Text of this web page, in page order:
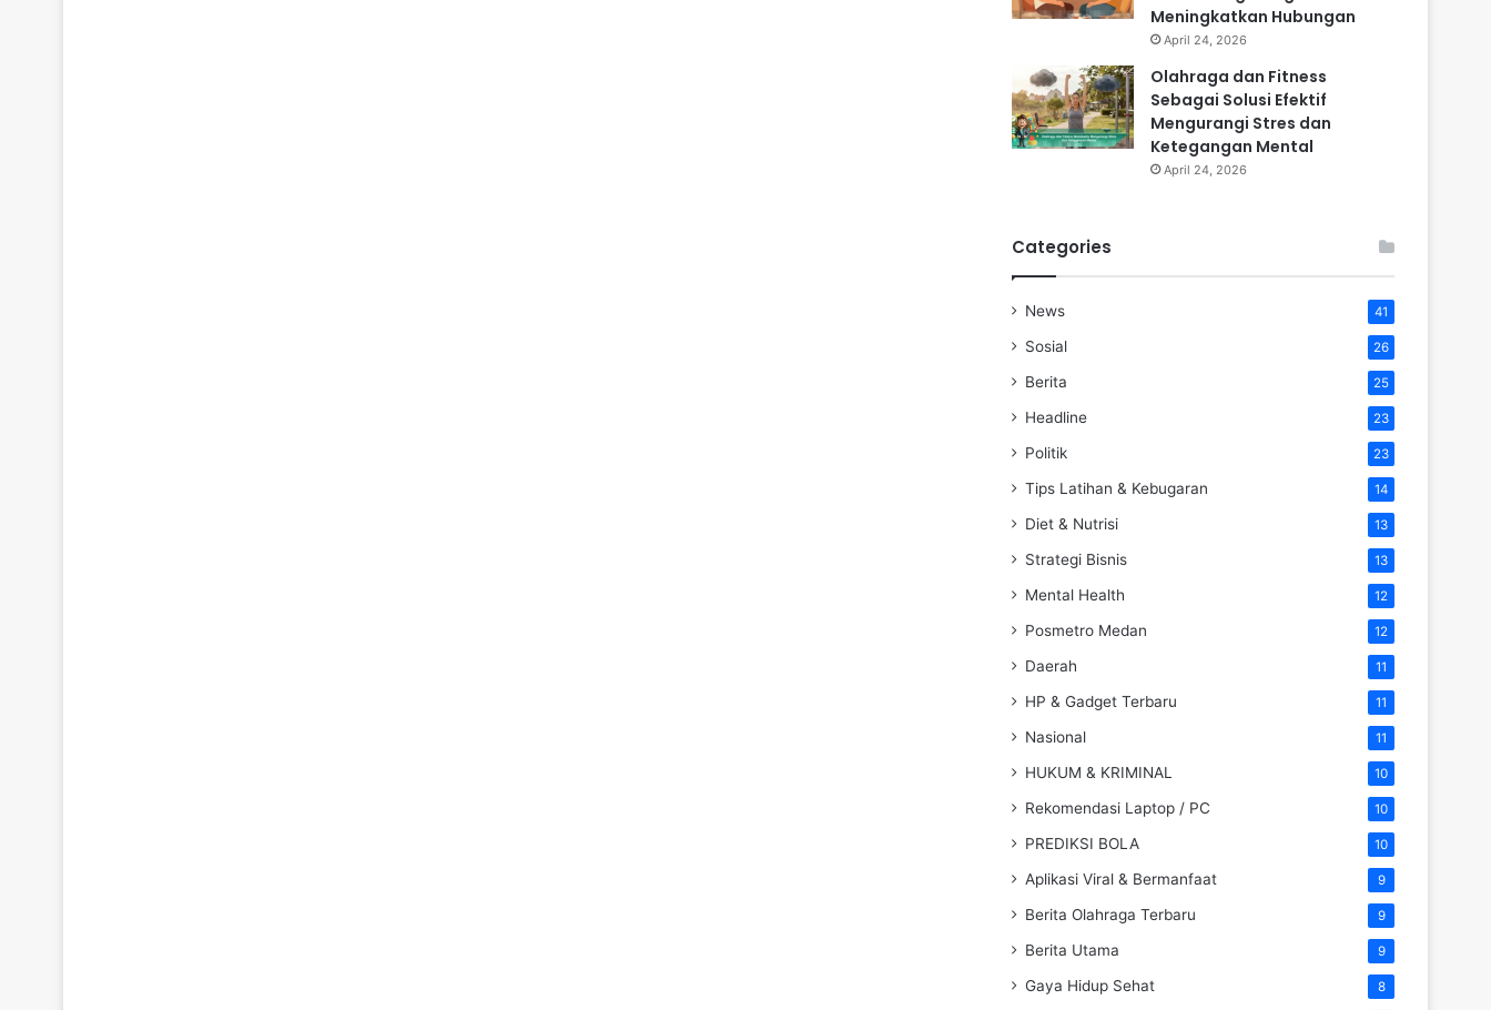
Meningkatkan Hubungan
April 24, 2026
Olahraga dan Fitness
Sebagai Solusi Efektif
Mengurangi Stres dan
Ketegangan Mental
April 24, 2026
Categories
News 41
Sosial 26
Berita 25
Headline 23
Politik 23
Tips Latihan & Kebugaran 14
Diet & Nutrisi 13
Strategi Bisnis 13
Mental Health 12
Posmetro Medan 12
Daerah 11
HP & Gadget Terbaru 11
Nasional 11
HUKUM & KRIMINAL 10
Rekomendasi Laptop / PC 10
PREDIKSI BOLA 10
Aplikasi Viral & Bermanfaat 9
Berita Olahraga Terbaru 9
Berita Utama 9
Gaya Hidup Sehat 8